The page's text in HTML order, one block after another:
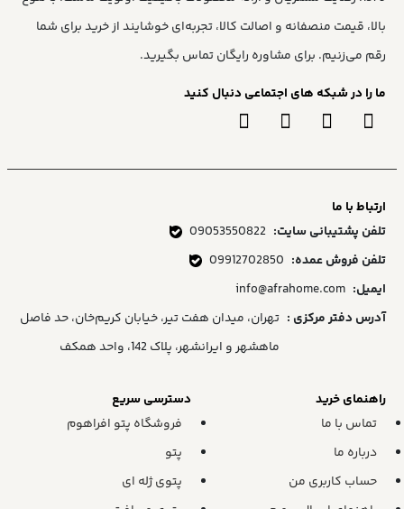
بالا، قیمت منصفانه و اصالت کالا، تجربه‌ای خوشایند از خرید برای شما
رقم می‌زنیم. برای مشاوره رایگان تماس بگیرید.
ما را در شبکه های اجتماعی دنبال کنید
ارتباط با ما
تلفن پشتیبانی سایت: 09053550822
تلفن فروش عمده: 09912702850
ایمیل: info@afrahome.com
آدرس دفتر مرکزی : تهران، میدان هفت تیر، خیابان کریم‌خان، حد فاصل
ماهشهر و ایرانشهر، پلاک 142، واحد همکف
راهنمای خرید
تماس با ما
درباره ما
حساب کاربری من
دسترسی سریع
فروشگاه پتو افراهوم
پتو
پتوی ژله ای